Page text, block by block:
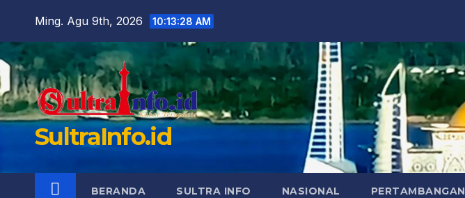
content
Ming. Agu 9th, 2026 10:13:29 AM
SultraInfo.id
BERANDA SULTRA INFO NASIONAL PERTAMBANGAN